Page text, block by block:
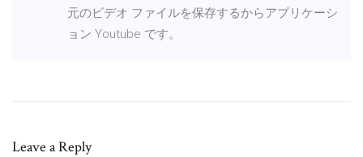
元のビデオ ファイルを保存するからアプリケーシ
ョン Youtube です。
Leave a Reply